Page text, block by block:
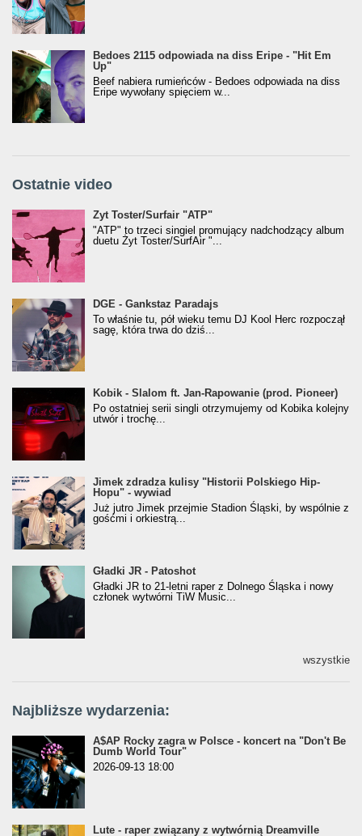
Bedoes 2115 odpowiada na diss Eripe - "Hit Em
Up"
Beef nabiera rumieńców - Bedoes odpowiada na diss
Eripe wywołany spięciem w...
Ostatnie video
Żyt Toster/SurfAir - ATP VIDEO
Żyt Toster/Surfair "ATP"
"ATP" to trzeci singiel promujący nadchodzący album
duetu Żyt Toster/SurfAir "...
donGURALesko z nagrodą za
Klasyczny/Trueschoolowy Album Roku
(Popkillery 2023)
DGE - Gankstaz Paradajs
To właśnie tu, pół wieku temu DJ Kool Herc rozpoczął
sagę, która trwa do dziś...
Kobik - Slalom ft. Jan-Rapowanie (prod. Pioneer)
[Official Music Visualiser]
Kobik - Slalom ft. Jan-Rapowanie (prod. Pioneer)
Po ostatniej serii singli otrzymujemy od Kobika kolejny
utwór i trochę...
Jimek zdradza kulisy "Historii Polskiego Hip-
Hopu" - wywiad
Jimek zdradza kulisy "Historii Polskiego Hip-
Hopu" - wywiad
Już jutro Jimek przejmie Stadion Śląski, by wspólnie z
gośćmi i orkiestrą...
Gładki JR - Patoshot
Gładki JR - Patoshot
Gładki JR to 21-letni raper z Dolnego Śląska i nowy
członek wytwórni TiW Music...
wszystkie
Najbliższe wydarzenia:
A$AP Rocky zagra w Polsce - koncert na "Don't Be
Dumb World Tour"
2026-09-13 18:00
Lute - raper związany z wytwórnią Dreamville